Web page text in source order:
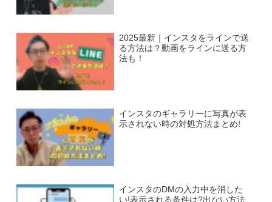
2025最新｜インスタをラインで送
る方法は？動画をラインに送る方
法も！
インスタのギャラリーに写真が表
示されない時の対処方法まとめ!
インスタのDMの入力中を消した
い!表示される条件は?出ない方法